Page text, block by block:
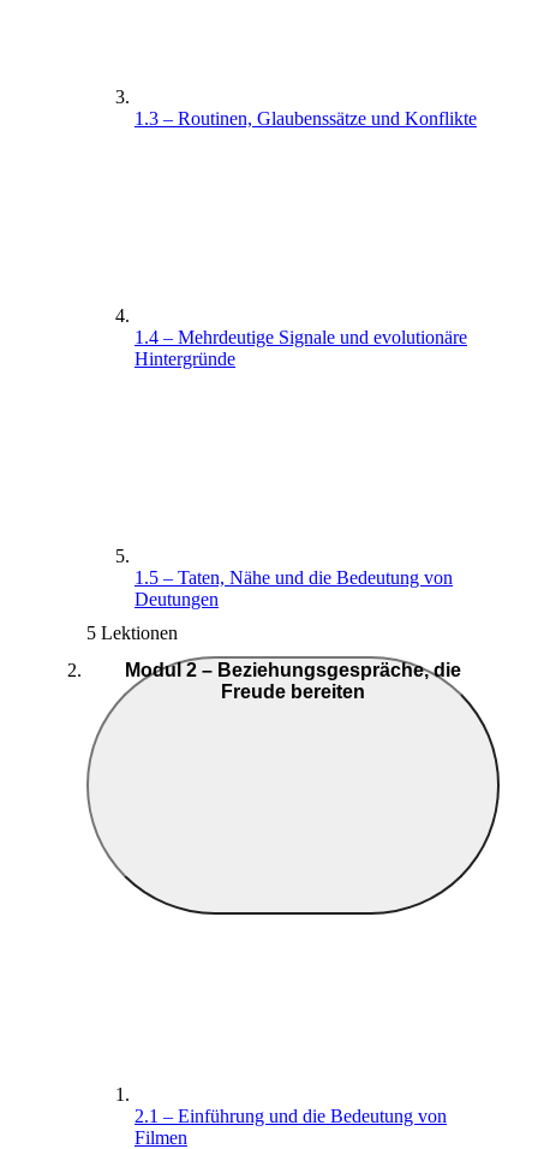
1.3 – Routinen, Glaubenssätze und Konflikte
1.4 – Mehrdeutige Signale und evolutionäre
Hintergründe
1.5 – Taten, Nähe und die Bedeutung von
Deutungen
5 Lektionen
Modul 2 – Beziehungsgespräche, die
Freude bereiten
2.1 – Einführung und die Bedeutung von
Filmen